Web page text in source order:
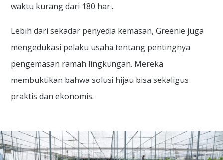
waktu kurang dari 180 hari.
Lebih dari sekadar penyedia kemasan, Greenie juga
mengedukasi pelaku usaha tentang pentingnya
pengemasan ramah lingkungan. Mereka
membuktikan bahwa solusi hijau bisa sekaligus
praktis dan ekonomis.